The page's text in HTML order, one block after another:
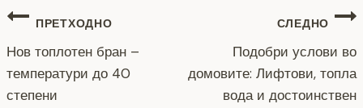
ПРЕТХОДНО
Нов топлотен бран –
температури до 40
степени
СЛЕДНО
Подобри услови во
домовите: Лифтови, топла
вода и достоинствен